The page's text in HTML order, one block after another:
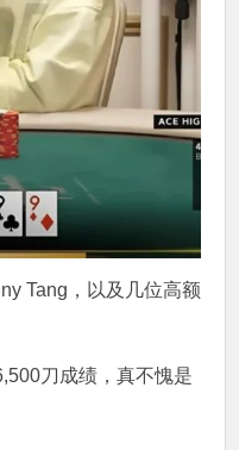
Tang，以及几位高额
刀成绩，真不愧是